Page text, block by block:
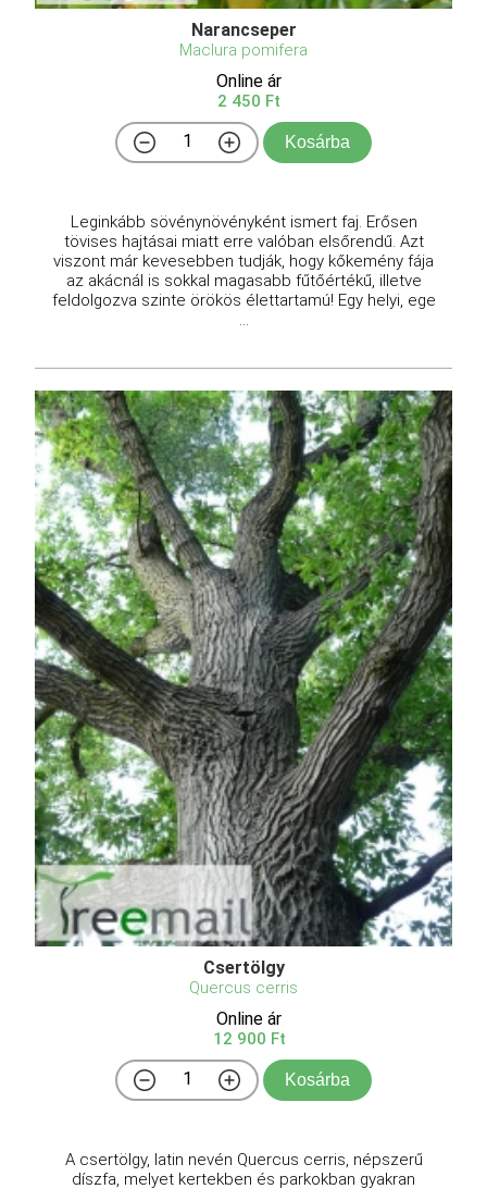
Narancseper
Maclura pomifera
Online ár
2 450 Ft
Kosárba
Leginkább sövénynövényként ismert faj. Erősen
tövises hajtásai miatt erre valóban elsőrendű. Azt
viszont már kevesebben tudják, hogy kőkemény fája
az akácnál is sokkal magasabb fűtőértékű, illetve
feldolgozva szinte örökös élettartamú! Egy helyi, ege
...
Csertölgy
Quercus cerris
Online ár
12 900 Ft
Kosárba
A csertölgy, latin nevén Quercus cerris, népszerű
díszfa, melyet kertekben és parkokban gyakran